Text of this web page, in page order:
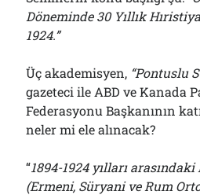
Döneminde 30 Yıllık
1924.”
Üç akademisyen, “Pontuslu
gazeteci ile ABD ve Kanada
Federasyonu Başkanının
neler mi ele alınacak?
“1894-1924 yılları
(Ermeni, Süryani ve Rum